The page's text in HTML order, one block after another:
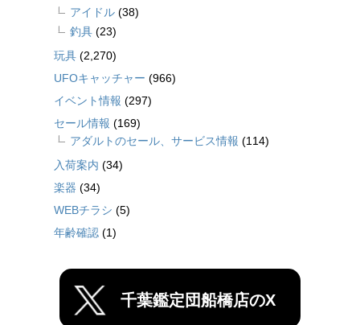
アイドル (38)
釣具 (23)
玩具 (2,270)
UFOキャッチャー (966)
イベント情報 (297)
セール情報 (169)
アダルトのセール、サービス情報 (114)
入荷案内 (34)
楽器 (34)
WEBチラシ (5)
年齢確認 (1)
千葉鑑定団船橋店のX